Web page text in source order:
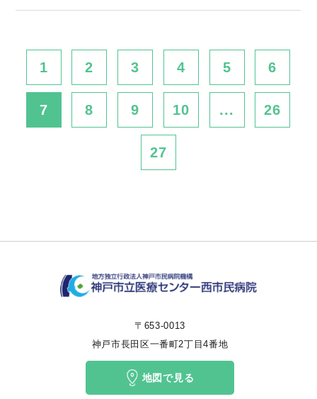
1 2 3 4 5 6
7 8 9 10 ... 26
27
〒653-0013
神戸市長田区一番町2丁目4番地
地図で見る